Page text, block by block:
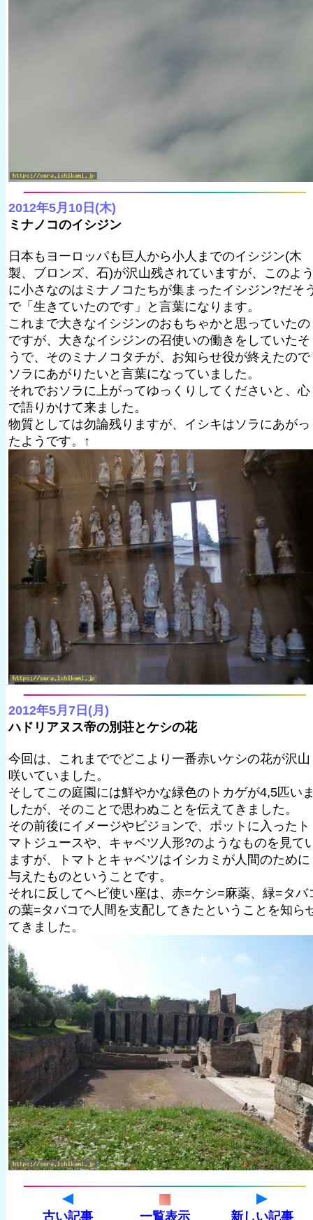
2012年5月10日(木)
ミナノコのイシジン
日本もヨーロッパも巨人から小人までのイシジン(木
製、ブロンズ、石)が沢山残されていますが、このよ
に小さなのはミナノコたちが集まったイシジン?だそ
で「生きていたのです」と言葉になります。
これまで大きなイシジンのおもちゃかと思っていたの
ですが、大きなイシジンの召使いの働きをしていたそ
うで、そのミナノコタチが、お知らせ役が終えたので
ソラにあがりたいと言葉になっていました。
それでおソラに上がってゆっくりしてくださいと、心
で語りかけて来ました。
物質としては勿論残りますが、イシキはソラにあがっ
たようです。↑
2012年5月7日(月)
ハドリアヌス帝の別荘とケシの花
今回は、これまででどこより一番赤いケシの花が沢山
咲いていました。
そしてこの庭園には鮮やかな緑色のトカゲが4,5匹い
したが、そのことで思わぬことを伝えてきました。
その前後にイメージやビジョンで、ポットに入ったト
マトジュースや、キャベツ人形?のようなものを見て
ますが、トマトとキャベツはイシカミが人間のために
与えたものということです。
それに反してヘビ使い座は、赤=ケシ=麻薬、緑=タバ
の葉=タバコで人間を支配してきたということを知ら
てきました。
古い記事 一覧表示 新しい記事